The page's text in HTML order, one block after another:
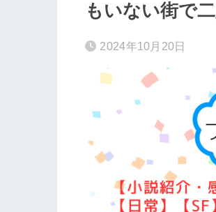
もいない街で
2024年10月20日